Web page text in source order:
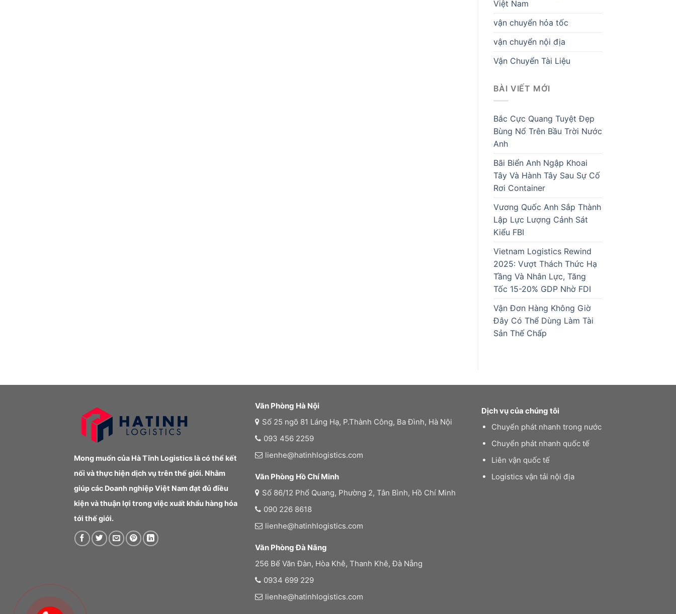
Việt Nam
vận chuyển hỏa tốc
vận chuyển nội địa
Vận Chuyển Tài Liệu
BÀI VIẾT MỚI
Bắc Cực Quang Tuyệt Đẹp
Bùng Nổ Trên Bầu Trời Nước
Anh
Bãi Biển Anh Ngập Khoai
Tây Và Hành Tây Sau Sự Cố
Rơi Container
Vương Quốc Anh Sắp Thành
Lập Lực Lượng Cảnh Sát
Kiểu FBI
Vietnam Logistics Rewind
2025: Vượt Thách Thức Hạ
Tầng Và Nhân Lực, Tăng
Tốc 15-20% GDP Nhờ FDI
Vận Đơn Hàng Không Giờ
Đây Có Thể Dùng Làm Tài
Sản Thế Chấp
Mong muốn của Hà Tĩnh Logistics là có thể kết
nối và thực hiện dịch vụ trên thế giới. Nhằm
giúp các Doanh nghiệp Việt Nam đạt đủ điều
kiện và thuận lợi trong việc xuất khẩu hàng hóa
tới thế giới.
Văn Phòng Hà Nội
Số 25 ngõ 81 Láng Hạ, P.Thành Công, Ba Đình, Hà Nội
093 456 2259
lienhe@hatinhlogistics.com
Văn Phòng Hồ Chí Minh
Số 86/12 Phổ Quang, Phường 2, Tân Bình, Hồ Chí Minh
090 226 8618
lienhe@hatinhlogistics.com
Văn Phòng Đà Nãng
256 Bế Văn Đàn, Hòa Khê, Thanh Khê, Đà Nẵng
0934 699 229
lienhe@hatinhlogistics.com
Dịch vụ của chúng tôi
Chuyển phát nhanh trong nước
Chuyển phát nhanh quốc tế
Liên vận quốc tế
Logistics vận tải nội địa